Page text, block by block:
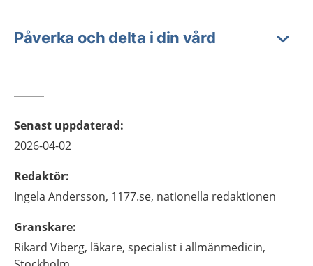
Påverka och delta i din vård
Senast uppdaterad:
2026-04-02
Redaktör:
Ingela Andersson, 1177.se, nationella redaktionen
Granskare:
Rikard Viberg, läkare, specialist i allmänmedicin,